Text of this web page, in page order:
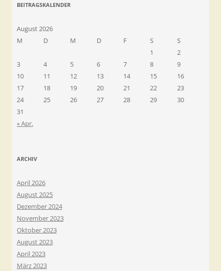
BEITRAGSKALENDER
August 2026
M
D M D F S
S
1
2
3
4 5 6 7 8
9
10
11 12 13 14 15
16
17
18 19 20 21 22
23
24
25 26 27 28 29
30
31
« Apr.
ARCHIV
April 2026
August 2025
Dezember 2024
November 2023
Oktober 2023
August 2023
April 2023
März 2023